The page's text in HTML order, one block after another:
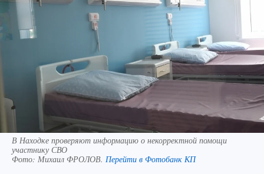
В Находке проверяют информацию о некорректной помощи
участнику СВО
Фото: Михаил ФРОЛОВ. Перейти в Фотобанк КП